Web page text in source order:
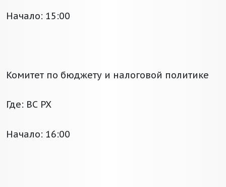
Начало: 15:00
Комитет по бюджету и налоговой политике
Где: ВС РХ
Начало: 16:00